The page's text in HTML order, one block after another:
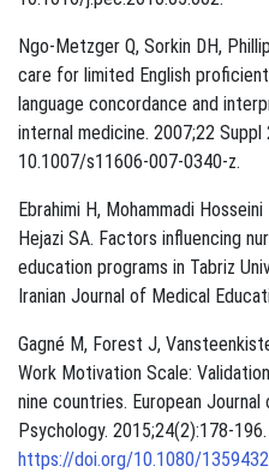
Ngo-Metzger Q, Sorkin DH,
care for limited English
language concordance and
internal medicine. 2007;22
10.1007/s11606-007-0340-z.
Ebrahimi H, Mohammadi
Hejazi SA. Factors influencing
education programs in Tabriz
Iranian Journal of Medical
Gagné M, Forest J,
Work Motivation Scale:
nine countries. European
Psychology. 2015;24(2):178-196.
https://doi.org/10.1080/